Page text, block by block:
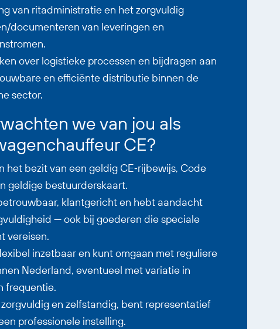
van ritadministratie en het zorgvuldig
documenteren van leveringen en
over logistieke processen en bijdragen aan
en efficiënte distributie binnen de
sector.
we van jou als
CE?
het bezit van een geldig CE‑rijbewijs, Code
geldige bestuurderskaart.
klantgericht en hebt aandacht
— ook bij goederen die speciale
vereisen.
inzetbaar en kunt omgaan met reguliere
Nederland, eventueel met variatie in
frequentie.
en zelfstandig, bent representatief
professionele instelling.